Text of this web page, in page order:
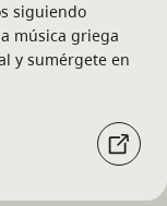
siguiendo
música griega
y sumérgete en